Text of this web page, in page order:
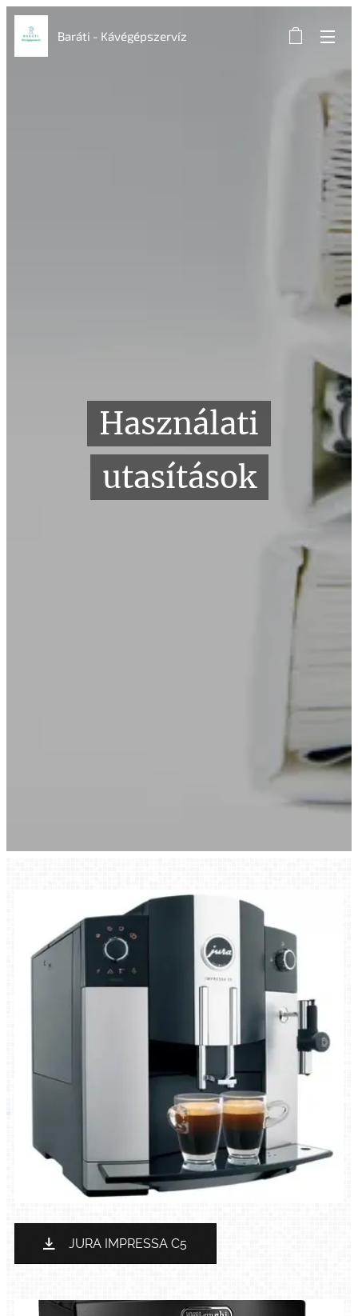
Baráti - Kávégépszervíz
Használati
utasítások
JURA IMPRESSA C5